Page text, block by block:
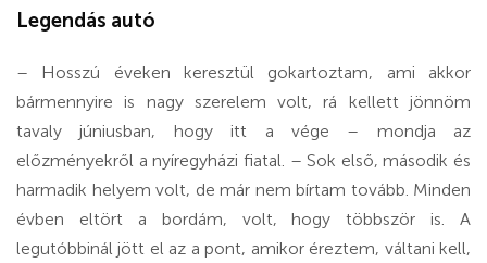
Legendás autó
– Hosszú éveken keresztül gokartoztam, ami akkor
bármennyire is nagy szerelem volt, rá kellett jönnöm
tavaly júniusban, hogy itt a vége – mondja az
előzményekről a nyíregyházi fiatal. – Sok első, második és
harmadik helyem volt, de már nem bírtam tovább. Minden
évben eltört a bordám, volt, hogy többször is. A
legutóbbinál jött el az a pont, amikor éreztem, váltani kell,